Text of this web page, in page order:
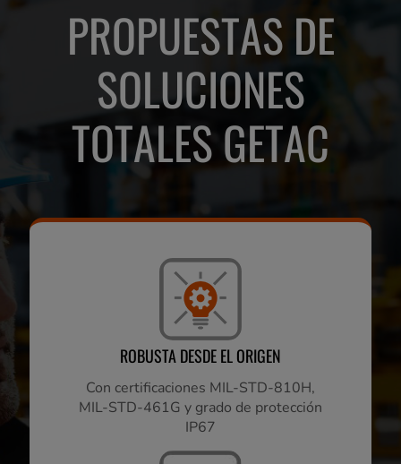
PROPUESTAS DE
SOLUCIONES
TOTALES GETAC
ROBUSTA DESDE EL ORIGEN
Con certificaciones MIL-STD-810H,
MIL-STD-461G y grado de protección
IP67